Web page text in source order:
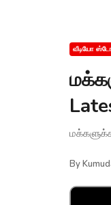
வீடியோ
By